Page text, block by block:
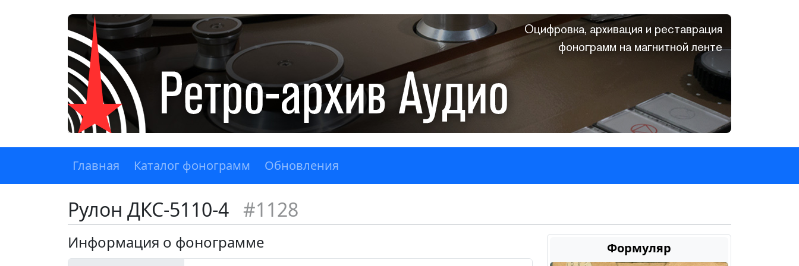
Оцифровка, архивация и реставрация
фонограмм на магнитной ленте
Главная Каталог фонограмм Обновления
Рулон ДКС-5110-4 #1128
Формуляр
Информация о фонограмме